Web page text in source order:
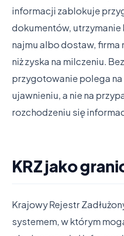
informacji zablokuje
dokumentów,
najmu albo dostaw,
niż zyska na milczeniu.
przygotowanie polega
ujawnieniu, a nie na
rozchodzeniu się
KRZ jako
Krajowy Rejestr
systemem, w którym